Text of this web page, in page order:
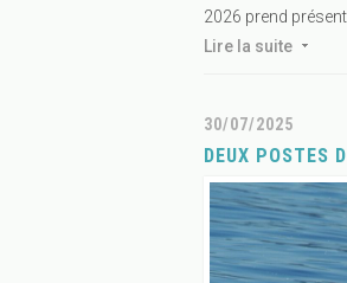
2026 prend
Lire la suite
30/07/2025
DEUX POSTES